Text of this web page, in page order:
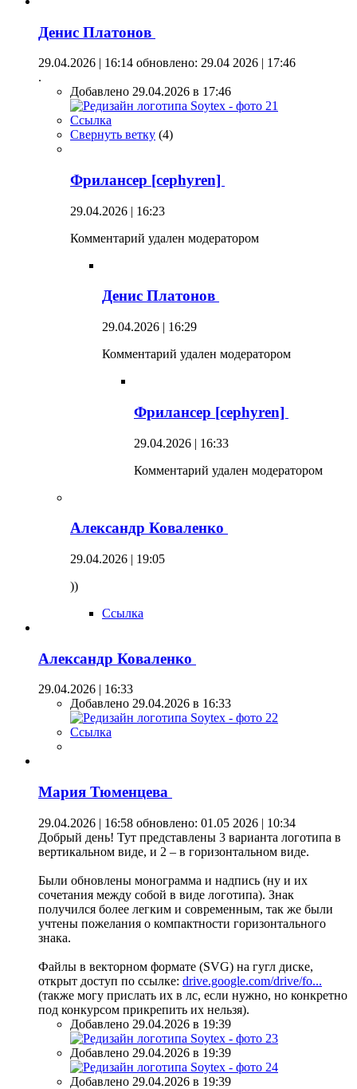
Денис Платонов
29.04.2026 | 16:14 обновлено: 29.04 2026 | 17:46
.
Добавлено 29.04.2026 в 17:46
Ссылка
Свернуть ветку (4)
Фрилансер [cephyren]
29.04.2026 | 16:23
Комментарий удален модератором
Денис Платонов
29.04.2026 | 16:29
Комментарий удален модератором
Фрилансер [cephyren]
29.04.2026 | 16:33
Комментарий удален модератором
Александр Коваленко
29.04.2026 | 19:05
))
Ссылка
Александр Коваленко
29.04.2026 | 16:33
Добавлено 29.04.2026 в 16:33
Ссылка
Мария Тюменцева
29.04.2026 | 16:58 обновлено: 01.05 2026 | 10:34
Добрый день! Тут представлены 3 варианта логотипа в
вертикальном виде, и 2 – в горизонтальном виде.
Были обновлены монограмма и надпись (ну и их
сочетания между собой в виде логотипа). Знак
получился более легким и современным, так же были
учтены пожелания о компактности горизонтального
знака.
Файлы в векторном формате (SVG) на гугл диске,
открыт доступ по ссылке: drive.google.com/drive/fo...
(также могу прислать их в лс, если нужно, но конкретно
под конкурсом прикрепить их нельзя).
Добавлено 29.04.2026 в 19:39
Добавлено 29.04.2026 в 19:39
Добавлено 29.04.2026 в 19:39